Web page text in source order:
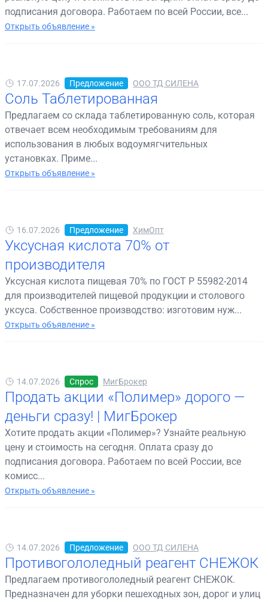
подписания договора. Работаем по всей России, все...
Открыть объявление »
17.07.2026 Предложение ООО ТД СИЛЕНА
Соль Таблетированная
Предлагаем со склада таблетированную соль, которая
отвечает всем необходимым требованиям для
использования в любых водоумягчительных
установках. Приме...
Открыть объявление »
16.07.2026 Предложение ХимОпт
Уксусная кислота 70% от
производителя
Уксусная кислота пищевая 70% по ГОСТ Р 55982-2014
для производителей пищевой продукции и столового
уксуса. Собственное производство: изготовим нуж...
Открыть объявление »
14.07.2026 Спрос МигБрокер
Продать акции «Полимер» дорого —
деньги сразу! | МигБрокер
Хотите продать акции «Полимер»? Узнайте реальную
цену и стоимость на сегодня. Оплата сразу до
подписания договора. Работаем по всей России, все
комисс...
Открыть объявление »
14.07.2026 Предложение ООО ТД СИЛЕНА
Противогололедный реагент СНЕЖОК
Предлагаем противогололедный реагент СНЕЖОК.
Предназначен для уборки пешеходных зон, дорог и улиц